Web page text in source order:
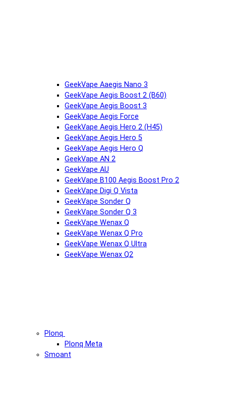
GeekVape Aaegis Nano 3
GeekVape Aegis Boost 2 (B60)
GeekVape Aegis Boost 3
GeekVape Aegis Force
GeekVape Aegis Hero 2 (H45)
GeekVape Aegis Hero 5
GeekVape Aegis Hero Q
GeekVape AN 2
GeekVape AU
GeekVape B100 Aegis Boost Pro 2
GeekVape Digi Q Vista
GeekVape Sonder Q
GeekVape Sonder Q 3
GeekVape Wenax Q
GeekVape Wenax Q Pro
GeekVape Wenax Q Ultra
GeekVape Wenax Q2
Plonq
Plonq Meta
Smoant